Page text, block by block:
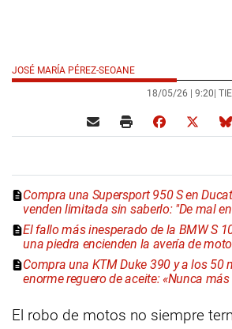
JOSÉ MARÍA PÉREZ-SEOANE
18/05/26 | 9:20|
Compra una Supersport 950 S en
venden limitada sin saberlo: "De mal
El fallo más inesperado de la BMW S
una piedra encienden la avería de
Compra una KTM Duke 390 y a los 50
enorme reguero de aceite: «Nunca
El robo de motos no siempre